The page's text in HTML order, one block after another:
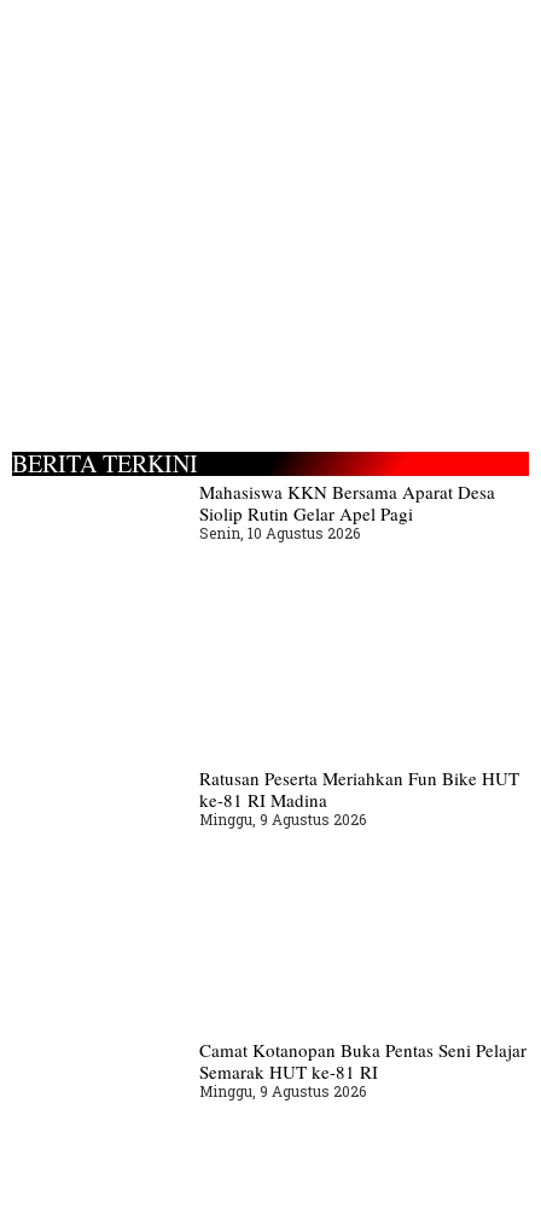
BERITA TERKINI
Mahasiswa KKN Bersama Aparat Desa
Siolip Rutin Gelar Apel Pagi
Senin, 10 Agustus 2026
Ratusan Peserta Meriahkan Fun Bike HUT
ke-81 RI Madina
Minggu, 9 Agustus 2026
Camat Kotanopan Buka Pentas Seni Pelajar
Semarak HUT ke-81 RI
Minggu, 9 Agustus 2026